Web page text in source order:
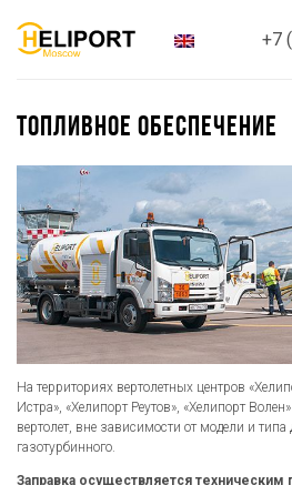
+7
ТОПЛИВНОЕ ОБЕСПЕЧЕНИЕ
На территориях вертолетных центров
Истра», «Хелипорт Реутов», «Хелипорт
вертолет, вне зависимости от модели и
газотурбинного.
Заправка осуществляется